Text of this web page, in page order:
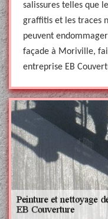
salissures telles que
graffitis et les traces
peuvent
façade à Moriville,
entreprise EB